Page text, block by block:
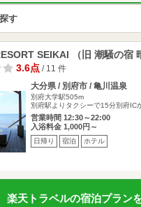
す
SEIKAI （旧 潮騒の宿
3.6点/ 11 件
大分県 / 別府市 / 亀川温泉
別府大学駅505m
別府駅よりタクシーで15分別府IC
営業時間 12:30～22:00
入浴料金 1,000円～
日帰り 宿泊 ホテル
楽天トラベルの宿泊プラン